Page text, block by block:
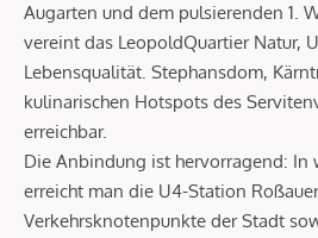
Augarten und dem pulsierenden 1.
vereint das LeopoldQuartier Natur,
Lebensqualität. Stephansdom,
kulinarischen Hotspots des
erreichbar.
Die Anbindung ist hervorragend: In
erreicht man die U4-Station
Verkehrsknotenpunkte der Stadt